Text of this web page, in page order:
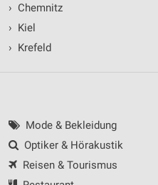
› Chemnitz
› Kiel
› Krefeld
Mode & Bekleidung
Optiker & Hörakustik
Reisen & Tourismus